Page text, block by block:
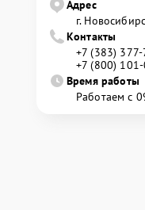
Адрес
г.
Контакты
+7 (383)
+7 (800)
Время работы
Работаем с